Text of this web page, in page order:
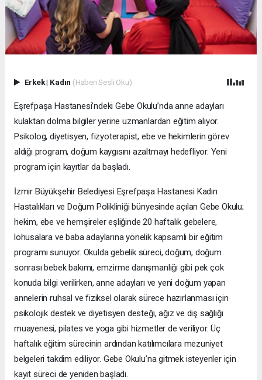
Erkek| Kadın (Haberi Sesli Oku)
Eşrefpaşa Hastanesi’ndeki Gebe Okulu’nda anne adayları
kulaktan dolma bilgiler yerine uzmanlardan eğitim alıyor.
Psikolog, diyetisyen, fizyoterapist, ebe ve hekimlerin görev
aldığı program, doğum kaygısını azaltmayı hedefliyor. Yeni
program için kayıtlar da başladı.
İzmir Büyükşehir Belediyesi Eşrefpaşa Hastanesi Kadın
Hastalıkları ve Doğum Polikliniği bünyesinde açılan Gebe Okulu;
hekim, ebe ve hemşireler eşliğinde 20 haftalık gebelere,
lohusalara ve baba adaylarına yönelik kapsamlı bir eğitim
programı sunuyor. Okulda gebelik süreci, doğum, doğum
sonrası bebek bakımı, emzirme danışmanlığı gibi pek çok
konuda bilgi verilirken, anne adayları ve yeni doğum yapan
annelerin ruhsal ve fiziksel olarak sürece hazırlanması için
psikolojik destek ve diyetisyen desteği, ağız ve diş sağlığı
muayenesi, pilates ve yoga gibi hizmetler de veriliyor. Üç
haftalık eğitim sürecinin ardından katılımcılara mezuniyet
belgeleri takdim ediliyor. Gebe Okulu’na gitmek isteyenler için
kayıt süreci de yeniden başladı.